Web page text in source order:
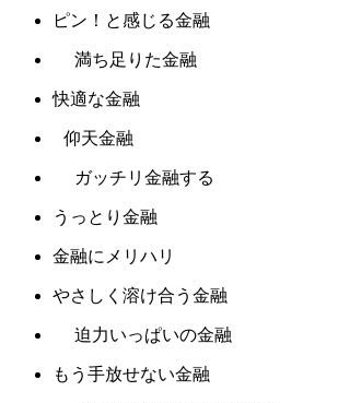
ピン！と感じる金融
満ち足りた金融
快適な金融
仰天金融
ガッチリ金融する
うっとり金融
金融にメリハリ
やさしく溶け合う金融
迫力いっぱいの金融
もう手放せない金融